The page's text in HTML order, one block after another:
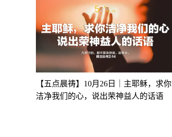
【五点晨祷】10月26日｜主耶稣，求你
洁净我们的心，说出荣神益人的话语